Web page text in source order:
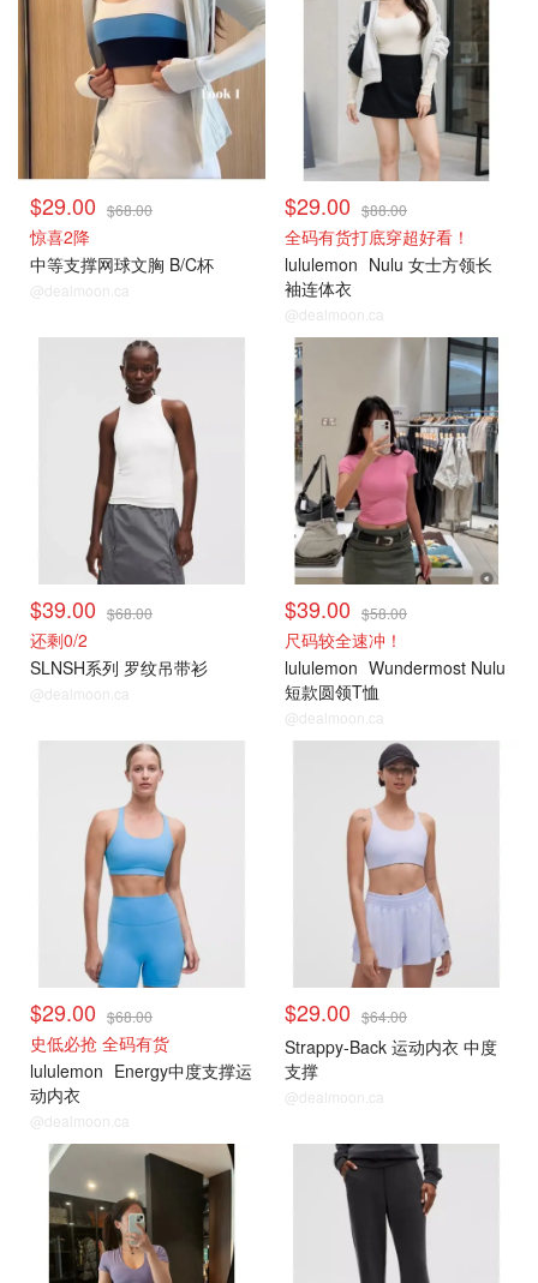
$29.00 $68.00
惊喜2降
中等支撑网球文胸 B/C杯
@dealmoon.ca
$29.00 $88.00
全码有货打底穿超好看！
lululemon Nulu 女士方领长
袖连体衣
@dealmoon.ca
$39.00 $68.00
还剩0/2
SLNSH系列 罗纹吊带衫
@dealmoon.ca
打折上新
$39.00 $58.00
尺码较全速冲！
lululemon Wundermost Nulu
短款圆领T恤
@dealmoon.ca
$29.00 $68.00
史低必抢 全码有货
lululemon Energy中度支撑运
动内衣
@dealmoon.ca
$29.00 $64.00
Strappy-Back 运动内衣 中度
支撑
@dealmoon.ca
打折上新 打折上新